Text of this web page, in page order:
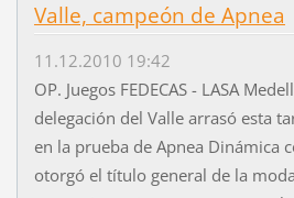
Valle, campeón de Apnea
11.12.2010 19:42
OP. Juegos FEDECAS - LASA
delegación del Valle arrasó esta
en la prueba de Apnea Dinámica
otorgó el título general de la